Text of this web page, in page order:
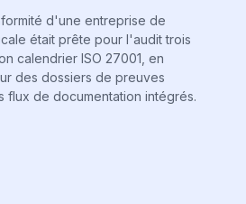
d'une entreprise de
était prête pour l'audit trois
calendrier ISO 27001, en
des dossiers de preuves
flux de documentation intégrés.